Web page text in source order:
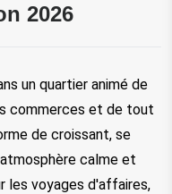
2026
un quartier animé de
commerces et de tout
de croissant, se
calme et
les voyages d'affaires,